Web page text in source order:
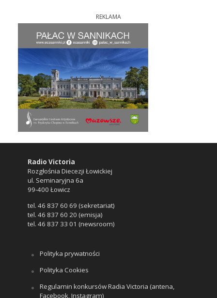
REKLAMA
Radio Victoria
Rozgłośnia Diecezji Łowickiej
ul. Seminaryjna 6a
99-400 Łowicz
tel. 46 837 60 69 (sekretariat)
tel. 46 837 60 20 (emisja)
tel. 46 837 33 01 (newsroom)
Polityka prywatności
Polityka Cookies
Regulamin konkursów Radia Victoria (antena,
Facebook, Instagram)